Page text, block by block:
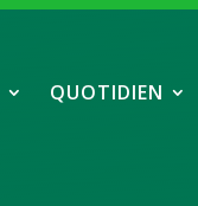
QUOTIDIEN